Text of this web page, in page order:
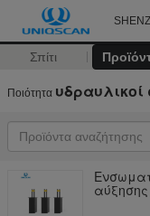
Σπίτι
Ποιότητα υδραυλικοί